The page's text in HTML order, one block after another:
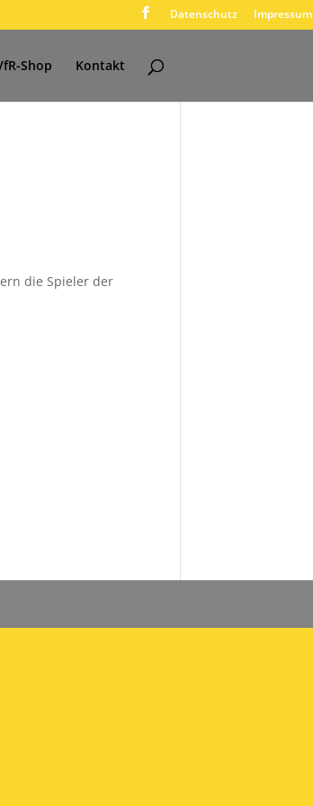
Datenschutz Impressum
Shop Kontakt
die Spieler der